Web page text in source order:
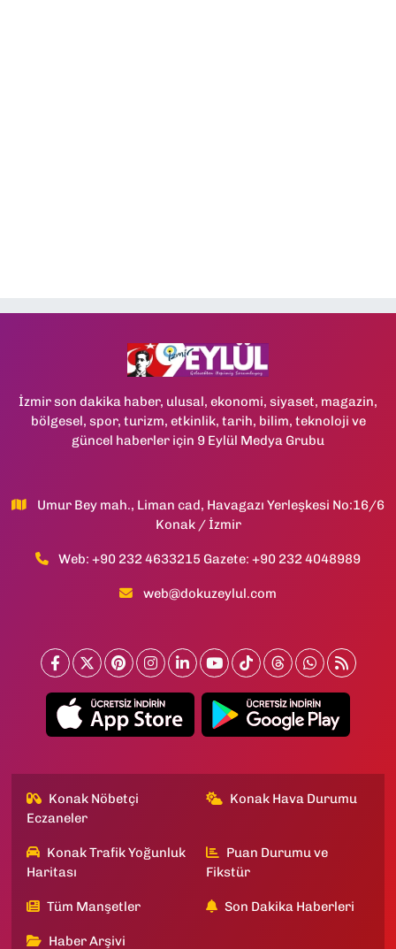
İzmir son dakika haber, ulusal, ekonomi, siyaset, magazin,
bölgesel, spor, turizm, etkinlik, tarih, bilim, teknoloji ve
güncel haberler için 9 Eylül Medya Grubu
Umur Bey mah., Liman cad, Havagazı Yerleşkesi No:16/6
Konak / İzmir
Web: +90 232 4633215 Gazete: +90 232 4048989
web@dokuzeylul.com
Konak Nöbetçi
Eczaneler
Konak Hava Durumu
Konak Trafik Yoğunluk
Haritası
Puan Durumu ve
Fikstür
Tüm Manşetler Son Dakika Haberleri
Haber Arşivi